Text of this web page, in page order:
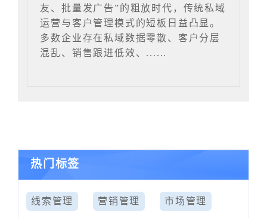
友、批量发广告”的粗放时代，传统私域
运营与客户管理模式的短板日益凸显。
多数企业存在私域数据零散、客户分层
混乱、销售跟进低效、......
热门标签
线索管理 营销管理 市场管理